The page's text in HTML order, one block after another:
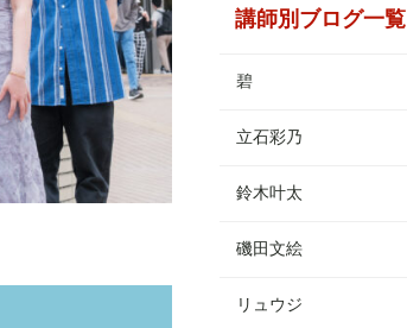
講師別ブログ一覧
碧
立石彩乃
鈴木叶太
磯田文絵
リュウジ